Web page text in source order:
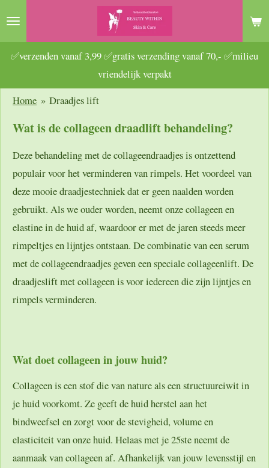
Ga
naar
hoofdinhoud
✅verzenden vanaf 3,99 ✅gratis verzending vanaf 70,- ✅milieu
vriendelijk verpakt
Home » Draadjes lift
Wat is de collageen draadlift behandeling?
Deze behandeling met de collageendraadjes is ontzettend
populair voor het verminderen van rimpels. Het voordeel van
deze mooie draadjestechniek dat er geen naalden worden
gebruikt. Als we ouder worden, neemt onze collageen en
elastine in de huid af, waardoor er met de jaren steeds meer
rimpeltjes en lijntjes ontstaan. De combinatie van een serum
met de collageendraadjes geven een speciale collageenlift. De
draadjeslift met collageen is voor iedereen die zijn lijntjes en
rimpels verminderen.
Wat doet collageen in jouw huid?
Collageen is een stof die van nature als een structuureiwit in
je huid voorkomt. Ze geeft de huid herstel aan het
bindweefsel en zorgt voor de stevigheid, volume en
elasticiteit van onze huid. Helaas met je 25ste neemt de
aanmaak van collageen af. Afhankelijk van jouw levensstijl en